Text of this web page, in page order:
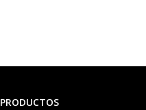
PRODUCTOS